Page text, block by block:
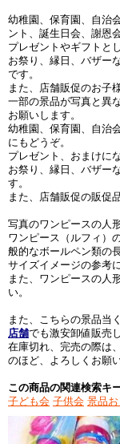
幼稚園、保育園、自治
ント、誕生日会、謝恩
プレゼントやギフトと
お祭り、縁日、バザー
です。
また、店舗販促のお子
一部の景品が写真と異
お願いします。
幼稚園、保育園、自治
にもどうぞ。
プレゼント、おまけに
お祭り、縁日、バザー
す。
また、店舗販促の販促
写真のワンピースの人
ワンピース（ルフィ）
般的なボールペン類の
サイズイメージの参考
また、ワンピースの人
い。
また、こちらの景品当
店舗でも激安卸値販売
在庫切れ、完売の際は
のほど、よろしくお願
この商品の関連検索キ
子ども会 子供会 景品